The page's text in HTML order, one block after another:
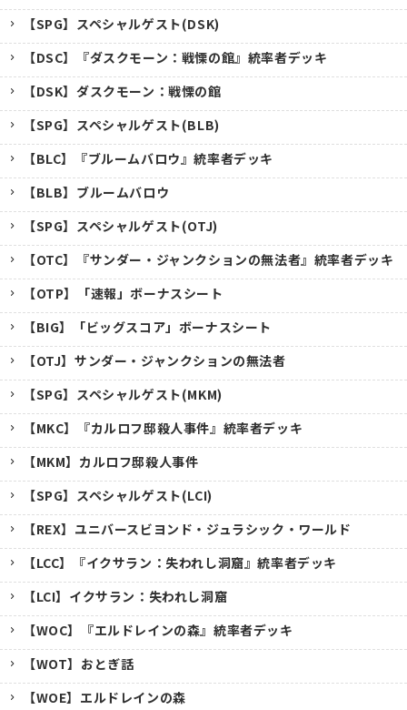
【SPG】スペシャルゲスト(DSK)
【DSC】『ダスクモーン：戦慄の館』統率者デッキ
【DSK】ダスクモーン：戦慄の館
【SPG】スペシャルゲスト(BLB)
【BLC】『ブルームバロウ』統率者デッキ
【BLB】ブルームバロウ
【SPG】スペシャルゲスト(OTJ)
【OTC】『サンダー・ジャンクションの無法者』統率者デッキ
【OTP】「速報」ボーナスシート
【BIG】「ビッグスコア」ボーナスシート
【OTJ】サンダー・ジャンクションの無法者
【SPG】スペシャルゲスト(MKM)
【MKC】『カルロフ邸殺人事件』統率者デッキ
【MKM】カルロフ邸殺人事件
【SPG】スペシャルゲスト(LCI)
【REX】ユニバースビヨンド・ジュラシック・ワールド
【LCC】『イクサラン：失われし洞窟』統率者デッキ
【LCI】イクサラン：失われし洞窟
【WOC】『エルドレインの森』統率者デッキ
【WOT】おとぎ話
【WOE】エルドレインの森